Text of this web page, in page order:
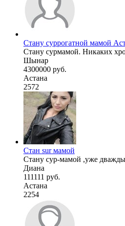
Стану суррогатной мамой
Стану сурмамой. Никаких
Шынар
4300000 руб.
Астана
2572
Стан sur мамой
Стану сур-мамой ,уже
Диана
111111 руб.
Астана
2254